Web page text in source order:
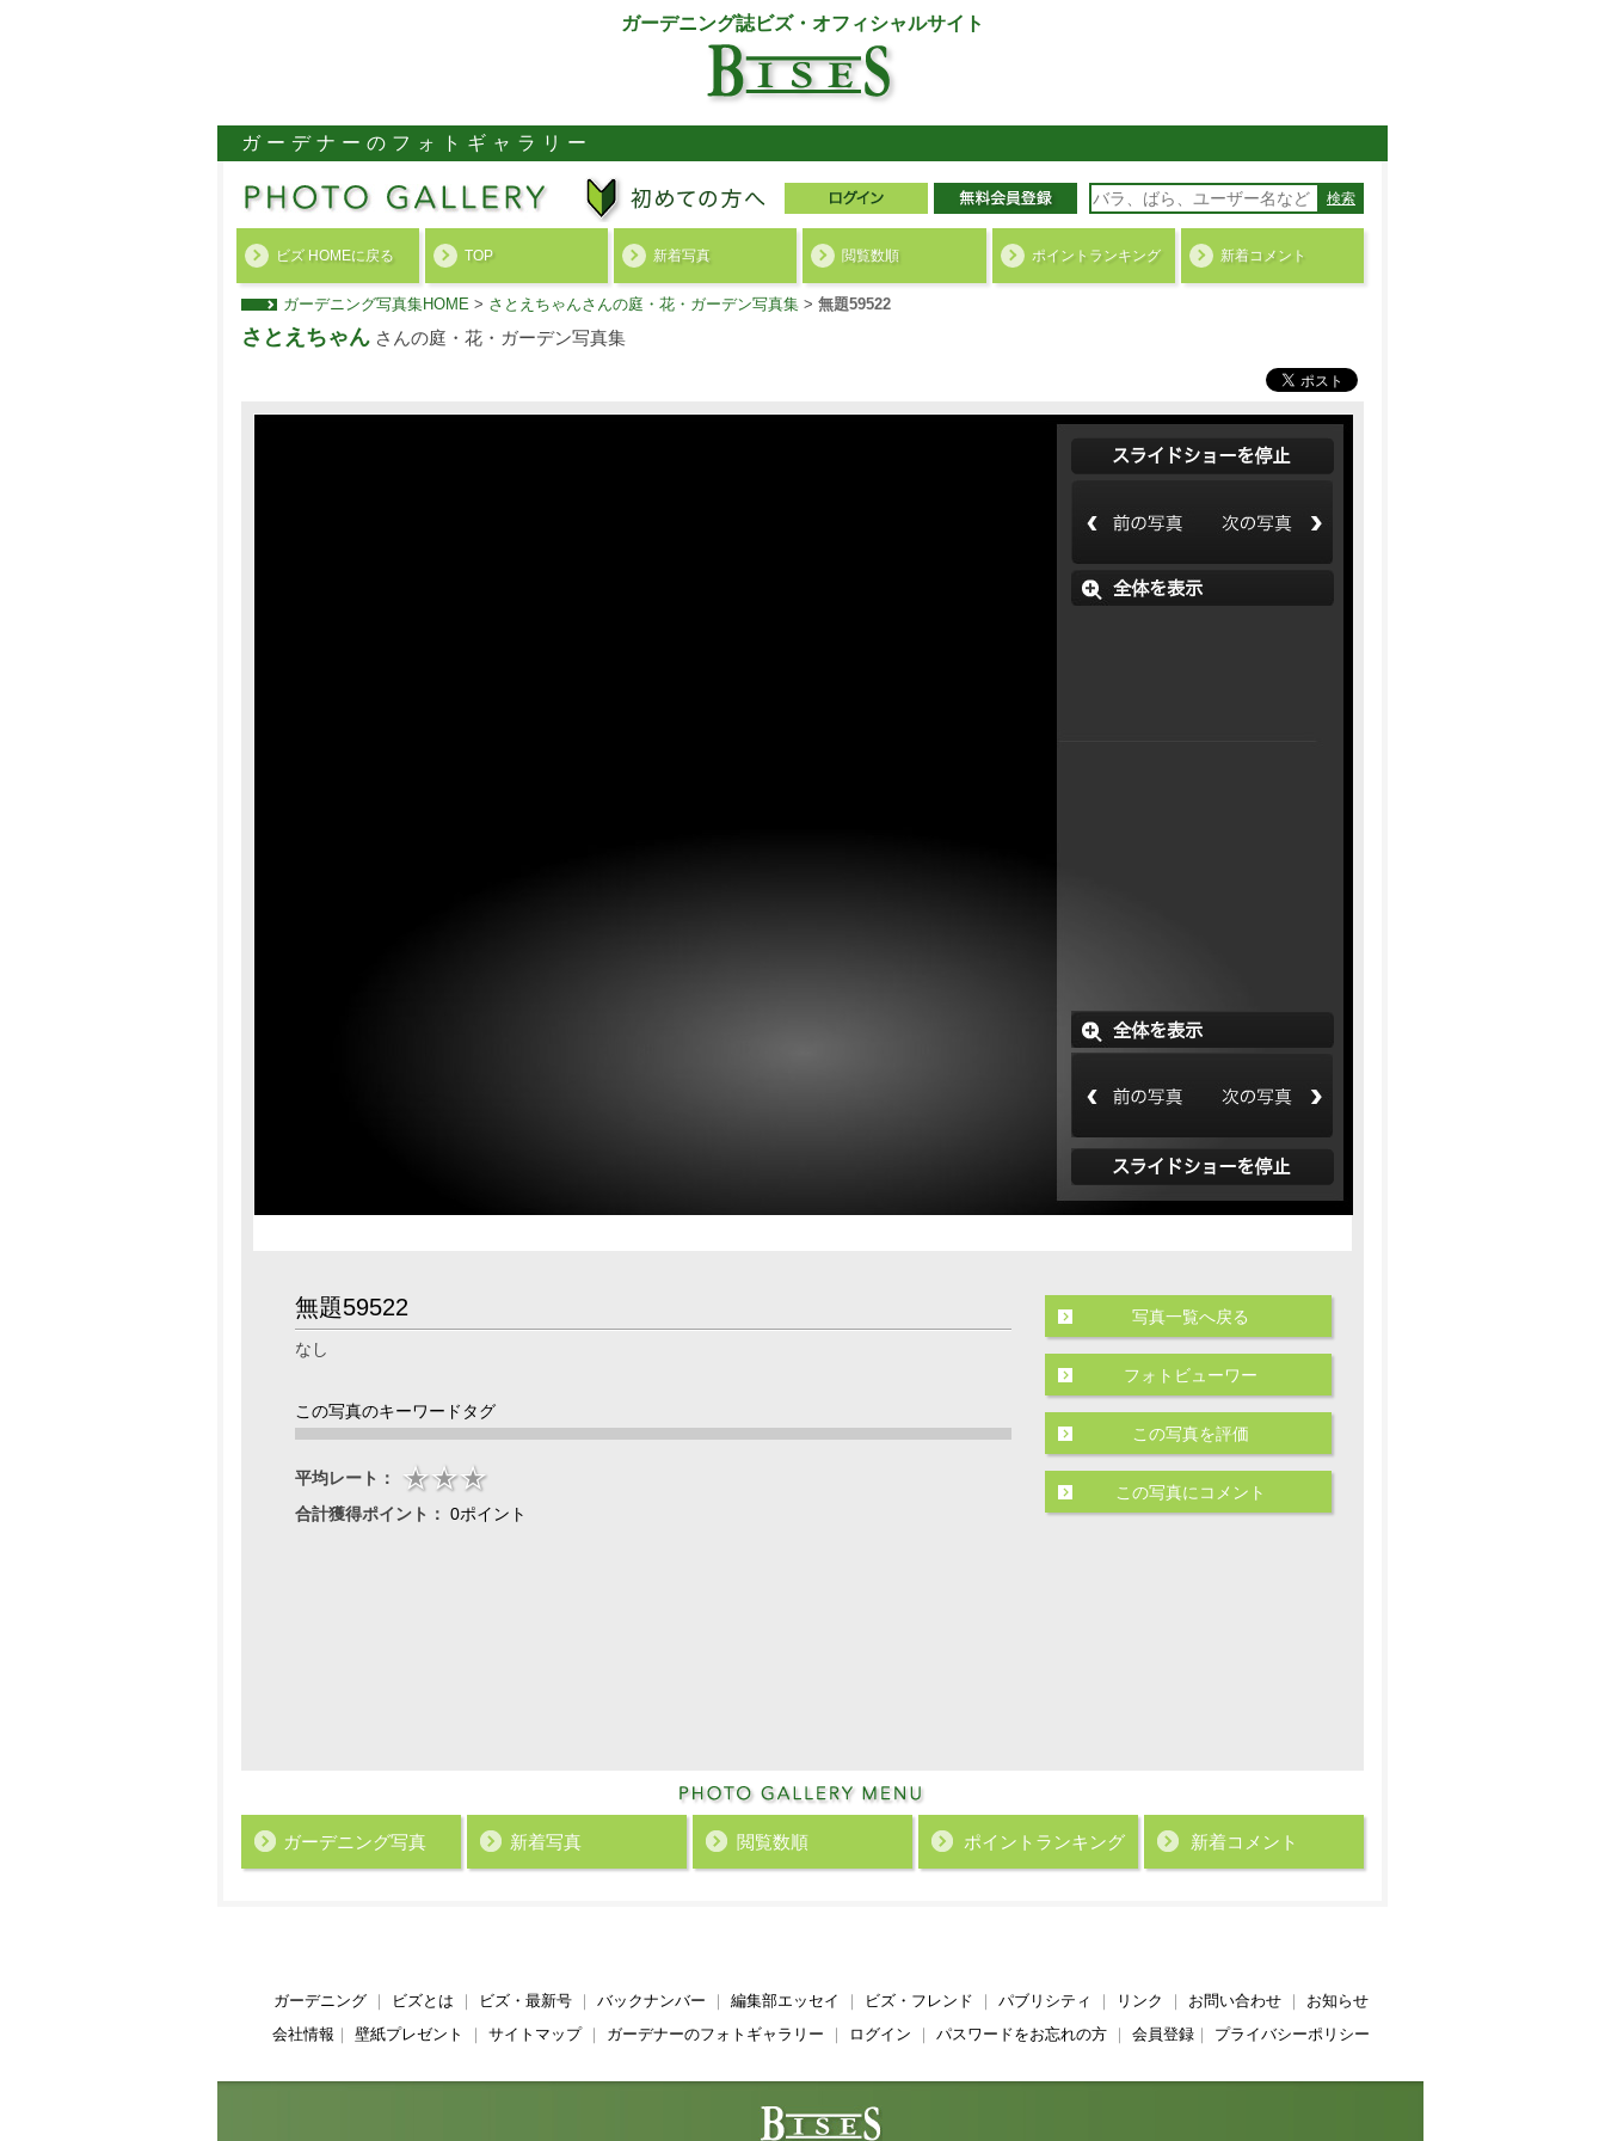
ガーデニング誌ビズ・オフィシャルサイト
ガーデナーのフォトギャラリー
検索
ビズ HOMEに戻る TOP 新着写真 閲覧数順 ポイント ランキング 新着コメント
ガーデニング写真集HOME > さとえちゃんさんの庭・花・ガーデン写真集 > 無題59522
さとえちゃん さんの庭・花・ガーデン写真集
無題59522
なし
この写真のキーワードタグ
平均レート：
合計獲得ポイント： 0ポイント
写真一覧へ戻る
フォトビューワー
この写真を評価
この写真にコメント
ガーデニング写真 新着写真 閲覧数順 ポイント ランキング 新着コメント
ガーデニング｜ ビズとは ビズ・最新号｜ バックナンバー 編集部エッセイ ビズ・フレンド パブリシティ リンク お問い合わせ｜ お知らせ
会社情報
壁紙プレゼント サイトマップ｜ ガーデナーのフォトギャラリー ログイン パスワードをお忘れの方｜ 会員登録｜ プライバシーポリシー